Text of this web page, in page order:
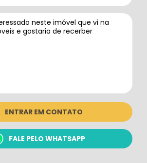
ENTRAR EM CONTATO
FALE PELO WHATSAPP